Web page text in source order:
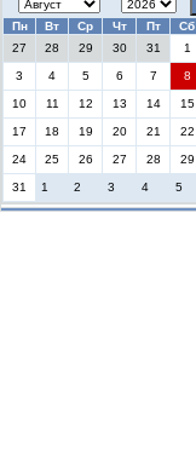
Пн Вт Ср Чт Пт Сб
27
28 29 30 31 1
3 4 5 6 7 8
10 11 12 13 14 15
17 18 19 20 21 22
24 25 26 27 28 29
31 1 2 3 4 5